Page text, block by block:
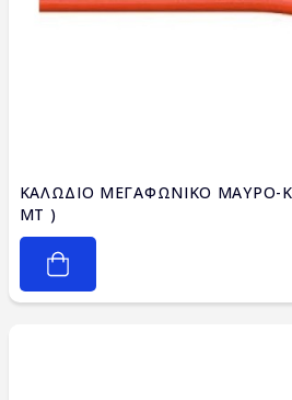
ΚΑΛΩΔΙΟ ΜΕΓΑΦΩΝΙΚΟ ΜΑΥΡΟ-
ΜΤ )